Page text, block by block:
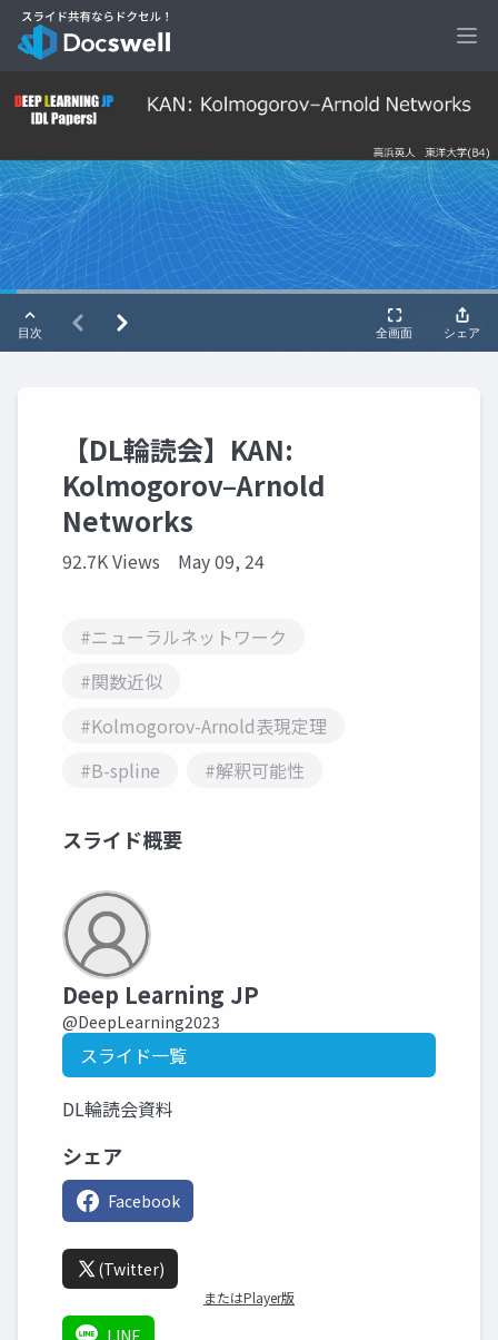
【DL輪読会】KAN:
Kolmogorov–Arnold
Networks
92.7K Views May 09, 24
#ニューラルネットワーク
#関数近似
#Kolmogorov-Arnold表現定理
#B-spline
#解釈可能性
スライド概要
Deep Learning JP
@DeepLearning2023
スライド一覧
DL輪読会資料
シェア
Facebook
(Twitter)
またはPlayer版
LINE